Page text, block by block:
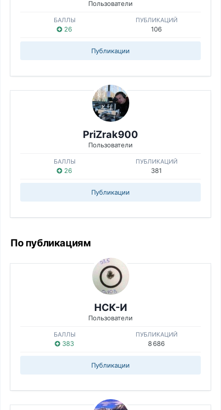
Пользователи
БАЛЛЫ
26
ПУБЛИКАЦИЙ
106
Публикации
PriZrak900
Пользователи
БАЛЛЫ
26
ПУБЛИКАЦИЙ
381
Публикации
По публикациям
НСК-И
Пользователи
БАЛЛЫ
383
ПУБЛИКАЦИЙ
8 686
Публикации